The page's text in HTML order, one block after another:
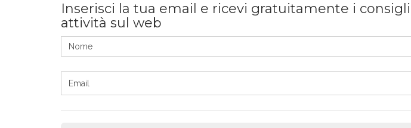
Inserisci la tua email e ricevi gratuitamente i
attività sul web